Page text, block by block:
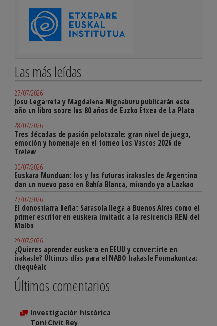
Las más leídas
27/07/2026
Josu Legarreta y Magdalena Mignaburu publicarán este
año un libro sobre los 80 años de Euzko Etxea de La Plata
28/07/2026
Tres décadas de pasión pelotazale: gran nivel de juego,
emoción y homenaje en el torneo Los Vascos 2026 de
Trelew
30/07/2026
Euskara Munduan: los y las futuras irakasles de Argentina
dan un nuevo paso en Bahía Blanca, mirando ya a Lazkao
27/07/2026
El donostiarra Beñat Sarasola llega a Buenos Aires como el
primer escritor en euskera invitado a la residencia REM del
Malba
29/07/2026
¿Quieres aprender euskera en EEUU y convertirte en
irakasle? Últimos días para el NABO Irakasle Formakuntza:
chequéalo
Últimos comentarios
Investigación histórica
Toni Civit Rey